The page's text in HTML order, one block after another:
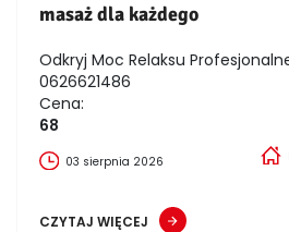
masaż dla każdego
Odkryj Moc Relaksu
0626621486
Cena:
68
03 sierpnia 2026
CZYTAJ WIĘCEJ